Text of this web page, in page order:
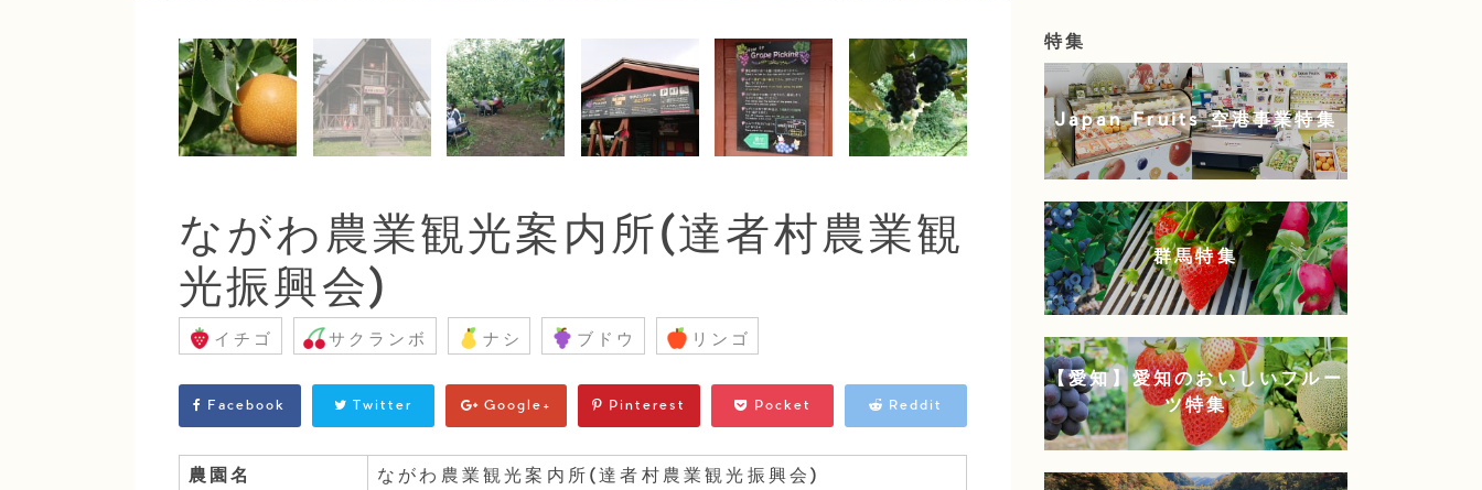
ながわ農業観光案内所(達者村農業観
光振興会)
イチゴ サクランボ ナシ ブドウ リンゴ
Facebook Twitter Google+ Pinterest Pocket Reddit
農園名 ながわ農業観光案内所(達者村農業観光振興会)
特集
Japan Fruits 空港事業特集
群馬特集
【愛知】愛知のおいしいフルー
ツ特集